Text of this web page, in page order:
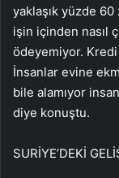
yaklaşık yüzde 60
işin içinden nasıl
ödeyemiyor. Kredi
İnsanlar evine
bile alamıyor
diye konuştu.
SURİYE’DEKİ